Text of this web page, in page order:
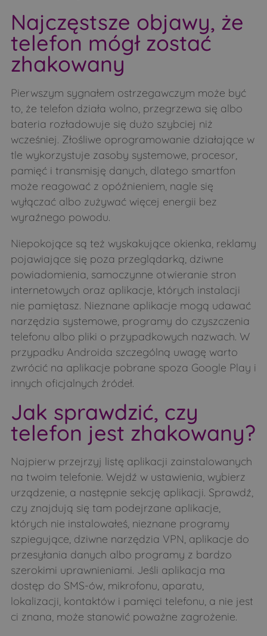
Najczęstsze objawy, że
telefon mógł zostać
zhakowany
Pierwszym sygnałem ostrzegawczym może być
to, że telefon działa wolno, przegrzewa się albo
bateria rozładowuje się dużo szybciej niż
wcześniej. Złośliwe oprogramowanie działające w
tle wykorzystuje zasoby systemowe, procesor,
pamięć i transmisję danych, dlatego smartfon
może reagować z opóźnieniem, nagle się
wyłączać albo zużywać więcej energii bez
wyraźnego powodu.
Niepokojące są też wyskakujące okienka, reklamy
pojawiające się poza przeglądarką, dziwne
powiadomienia, samoczynne otwieranie stron
internetowych oraz aplikacje, których instalacji
nie pamiętasz. Nieznane aplikacje mogą udawać
narzędzia systemowe, programy do czyszczenia
telefonu albo pliki o przypadkowych nazwach. W
przypadku Androida szczególną uwagę warto
zwrócić na aplikacje pobrane spoza Google Play i
innych oficjalnych źródeł.
Jak sprawdzić, czy
telefon jest zhakowany?
Najpierw przejrzyj listę aplikacji zainstalowanych
na twoim telefonie. Wejdź w ustawienia, wybierz
urządzenie, a następnie sekcję aplikacji. Sprawdź,
czy znajdują się tam podejrzane aplikacje,
których nie instalowałeś, nieznane programy
szpiegujące, dziwne narzędzia VPN, aplikacje do
przesyłania danych albo programy z bardzo
szerokimi uprawnieniami. Jeśli aplikacja ma
dostęp do SMS-ów, mikrofonu, aparatu,
lokalizacji, kontaktów i pamięci telefonu, a nie jest
ci znana, może stanowić poważne zagrożenie.